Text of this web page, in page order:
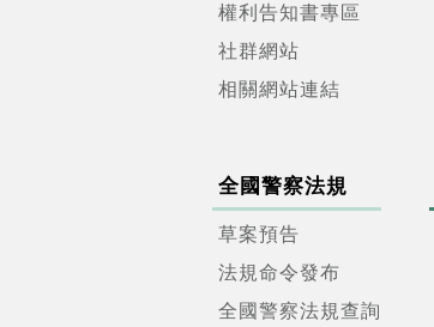
權利告知書專區
社群網站
相關網站連結
全國警察法規
草案預告
法規命令發布
全國警察法規查詢